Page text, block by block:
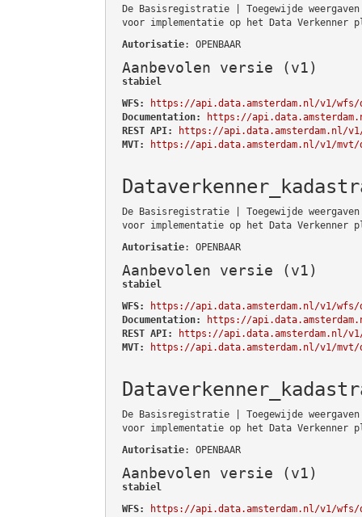
De Basisregistratie | Toegewijde
voor implementatie op het Data Verkenner
Autorisatie: OPENBAAR
Aanbevolen versie (v1)
stabiel
WFS:
https://api.data.amsterdam.nl/v1/wfs/
Documentation:
https://
REST API:
https://api.data.amsterdam.nl/v1/
MVT:
https://api.data.amsterdam.nl/v1/mvt/
De Basisregistratie | Toegewijde
voor implementatie op het Data Verkenner
Autorisatie: OPENBAAR
Aanbevolen versie (v1)
stabiel
WFS:
https://api.data.amsterdam.nl/v1/wfs/
Documentation:
https://
REST API:
https://api.data.amsterdam.nl/
MVT:
https://api.data.amsterdam.nl/v1/
De Basisregistratie | Toegewijde
voor implementatie op het Data Verkenner
Autorisatie: OPENBAAR
Aanbevolen versie (v1)
stabiel
WFS:
https://api.data.amsterdam.nl/v1/wfs/